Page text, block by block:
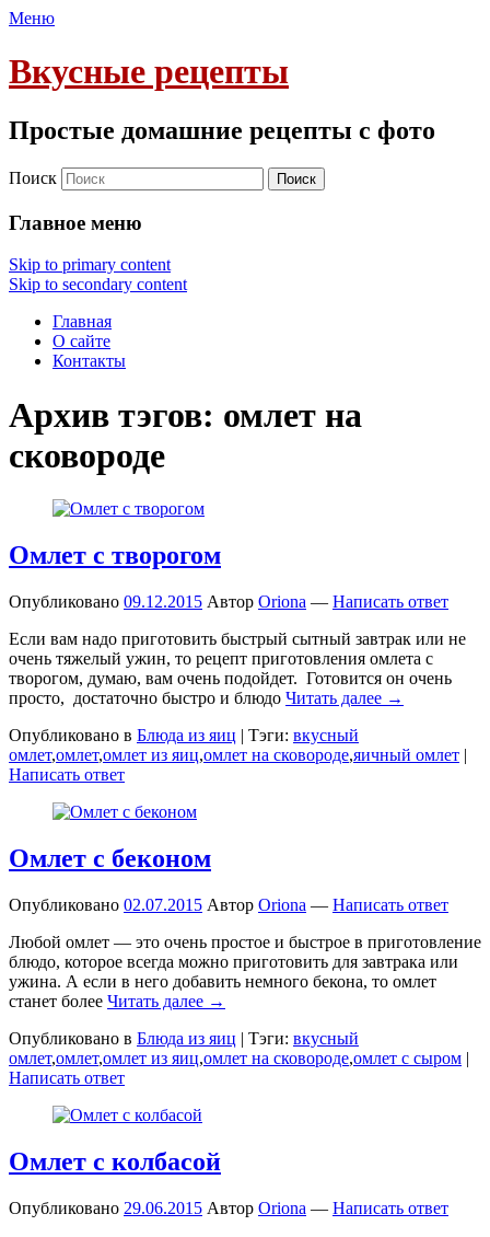
Меню
Вкусные рецепты
Простые домашние рецепты с фото
Поиск
Главное меню
Skip to primary content
Skip to secondary content
Главная
О сайте
Контакты
Архив тэгов: омлет на
сковороде
Омлет с творогом
Опубликовано 09.12.2015 Автор Oriona — Написать ответ
Если вам надо приготовить быстрый сытный завтрак или не
очень тяжелый ужин, то рецепт приготовления омлета с
творогом, думаю, вам очень подойдет. Готовится он очень
просто, достаточно быстро и блюдо Читать далее →
Опубликовано в Блюда из яиц | Тэги: вкусный
омлет,омлет,омлет из яиц,омлет на сковороде,яичный омлет |
Написать ответ
Омлет с беконом
Опубликовано 02.07.2015 Автор Oriona — Написать ответ
Любой омлет — это очень простое и быстрое в приготовление
блюдо, которое всегда можно приготовить для завтрака или
ужина. А если в него добавить немного бекона, то омлет
станет более Читать далее →
Опубликовано в Блюда из яиц | Тэги: вкусный
омлет,омлет,омлет из яиц,омлет на сковороде,омлет с сыром |
Написать ответ
Омлет с колбасой
Опубликовано 29.06.2015 Автор Oriona — Написать ответ